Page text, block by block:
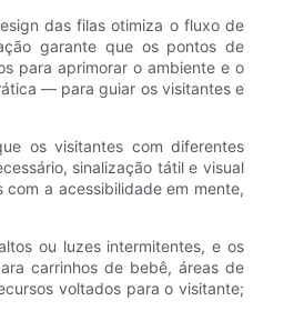
das filas otimiza o fluxo de
garante que os pontos de
para aprimorar o ambiente e o
— para guiar os visitantes e
os visitantes com diferentes
sinalização tátil e visual
a acessibilidade em mente,
ou luzes intermitentes, e os
carrinhos de bebê, áreas de
voltados para o visitante;